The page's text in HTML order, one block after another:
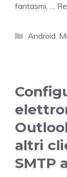
fantasmi, …
Categories
Android
altri
SMTP